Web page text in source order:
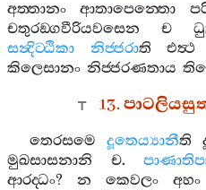
අත‍්තානං
ආතාපෙන‍්තො
චතුරඞ‍්ගවීරියවසෙන
ච
සන්‍දිට‍්ඨිකා
නිජ‍්ජරාති එත්‍ථ
කිලෙසානං නිජ‍්ජරණතාය
13.
තෙරසමෙ දූතෙය්‍යානීති
මුඛසාසනානි
ච.
ආරද‍්ධං? න කෙවලං අහං